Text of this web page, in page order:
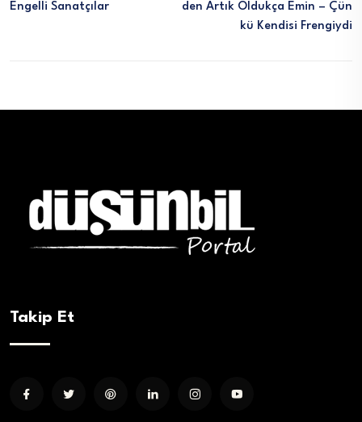
Engelli Sanatçılar
Den Artık Oldukça Emin – Çün
Kü Kendisi Frengiydi
Takip Et